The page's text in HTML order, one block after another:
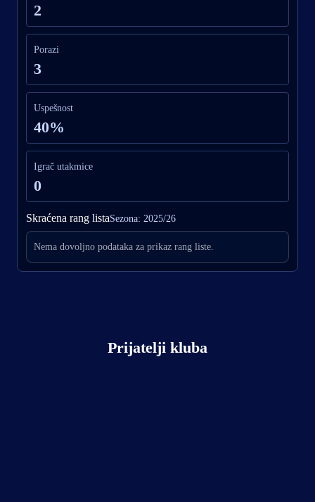
2
Porazi
3
Uspešnost
40%
Igrač utakmice
0
Skraćena rang listaSezona: 2025/26
Nema dovoljno podataka za prikaz rang liste.
Prijatelji kluba